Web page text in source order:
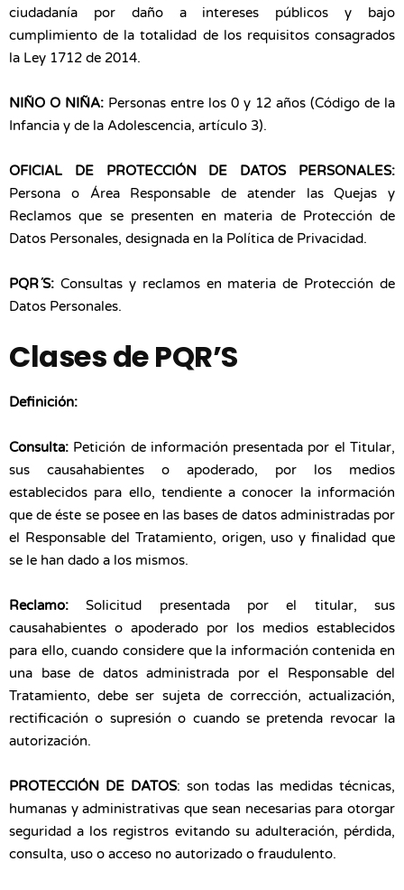
ciudadanía por daño a intereses públicos y bajo
cumplimiento de la totalidad de los requisitos consagrados
la Ley 1712 de 2014.
NIÑO O NIÑA: Personas entre los 0 y 12 años (Código de la
Infancia y de la Adolescencia, artículo 3).
OFICIAL DE PROTECCIÓN DE DATOS PERSONALES:
Persona o Área Responsable de atender las Quejas y
Reclamos que se presenten en materia de Protección de
Datos Personales, designada en la Política de Privacidad.
PQR´S: Consultas y reclamos en materia de Protección de
Datos Personales.
Clases de PQR’S
Definición:
Consulta: Petición de información presentada por el Titular,
sus causahabientes o apoderado, por los medios
establecidos para ello, tendiente a conocer la información
que de éste se posee en las bases de datos administradas por
el Responsable del Tratamiento, origen, uso y finalidad que
se le han dado a los mismos.
Reclamo:Solicitud presentada por el titular, sus
causahabientes o apoderado por los medios establecidos
para ello, cuando considere que la información contenida en
una base de datos administrada por el Responsable del
Tratamiento, debe ser sujeta de corrección, actualización,
rectificación o supresión o cuando se pretenda revocar la
autorización.
PROTECCIÓN DE DATOS: son todas las medidas técnicas,
humanas y administrativas que sean necesarias para otorgar
seguridad a los registros evitando su adulteración, pérdida,
consulta, uso o acceso no autorizado o fraudulento.